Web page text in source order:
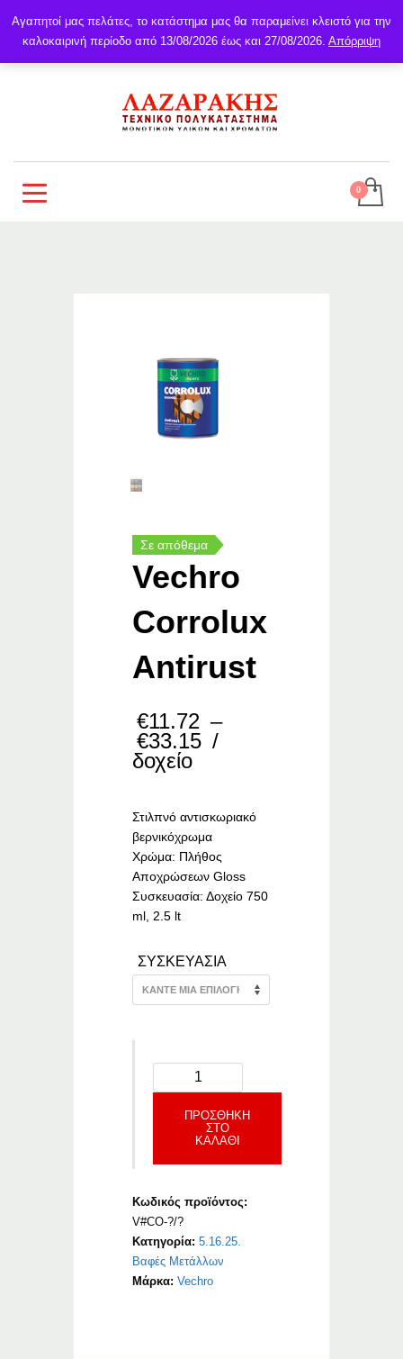
Σε απόθεμα
Vechro
Corrolux
Antirust
€11.72 –
€33.15 Price
€33.15
/
δοχείο
Στιλπνό αντισκωριακό
βερνικόχρωμα
Χρώμα: Πλήθος
Αποχρώσεων Gloss
Συσκευασία: Δοχείο 750
ml, 2.5 lt
ΣΥΣΚΕΥΑΣΙΑ
ΠΡΟΣΘΉΚΗ
ΣΤΟ
ΚΑΛΆΘΙ
Κωδικός προϊόντος:
V#CO-?/?
Κατηγορία:5.16.25.
Βαφές Μετάλλων
Μάρκα:Vechro
Αγαπητοί μας πελάτες, το κατάστημα μας θα παραμείνει κλειστό για την
καλοκαιρινή περίοδο από 13/08/2026 έως και 27/08/2026. Απόρριψη